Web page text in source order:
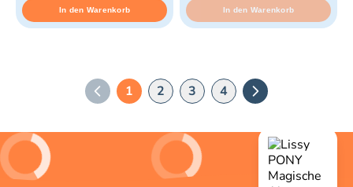
In den Warenkorb In den Warenkorb
Vorherige Seite
1 2 3 4 Nächste Seite